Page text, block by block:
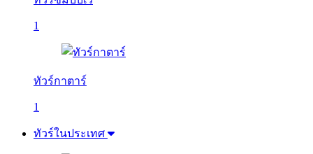
1
ทัวร์กาตาร์
1
ทัวร์ในประเทศ